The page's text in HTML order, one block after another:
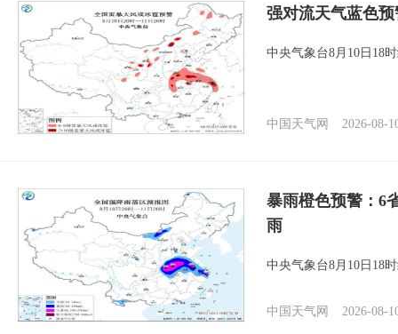
强对流天气蓝色
中央气象台8月10日18
中国天气网 2026-08-
暴雨橙色预警：6
雨
中央气象台8月10日18
中国天气网 2026-08-